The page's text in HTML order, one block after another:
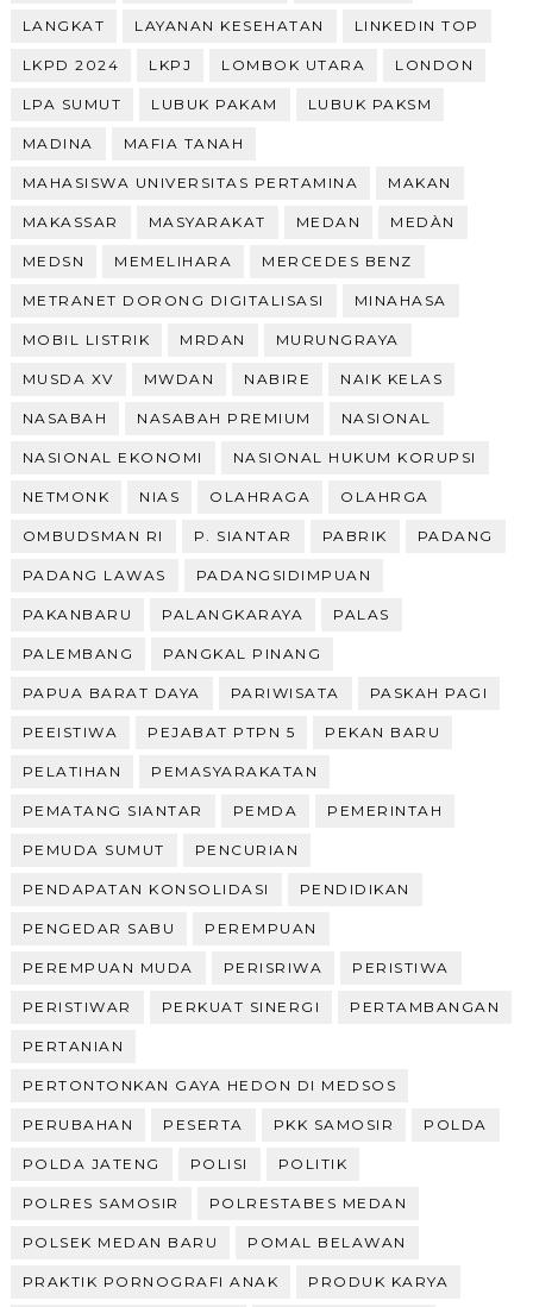
LANGKAT LAYANAN KESEHATAN LINKEDIN TOP
LKPD 2024 LKPJ LOMBOK UTARA LONDON
LPA SUMUT LUBUK PAKAM LUBUK PAKSM
MADINA MAFIA TANAH
MAHASISWA UNIVERSITAS PERTAMINA MAKAN
MAKASSAR MASYARAKAT MEDAN MEDÀN
MEDSN MEMELIHARA MERCEDES BENZ
METRANET DORONG DIGITALISASI MINAHASA
MOBIL LISTRIK MRDAN MURUNGRAYA
MUSDA XV MWDAN NABIRE NAIK KELAS
NASABAH NASABAH PREMIUM NASIONAL
NASIONAL EKONOMI NASIONAL HUKUM KORUPSI
NETMONK NIAS OLAHRAGA OLAHRGA
OMBUDSMAN RI P. SIANTAR PABRIK PADANG
PADANG LAWAS PADANGSIDIMPUAN
PAKANBARU PALANGKARAYA PALAS
PALEMBANG PANGKAL PINANG
PAPUA BARAT DAYA PARIWISATA PASKAH PAGI
PEEISTIWA PEJABAT PTPN 5 PEKAN BARU
PELATIHAN PEMASYARAKATAN
PEMATANG SIANTAR PEMDA PEMERINTAH
PEMUDA SUMUT PENCURIAN
PENDAPATAN KONSOLIDASI PENDIDIKAN
PENGEDAR SABU PEREMPUAN
PEREMPUAN MUDA PERISRIWA PERISTIWA
PERISTIWAR PERKUAT SINERGI PERTAMBANGAN
PERTANIAN
PERTONTONKAN GAYA HEDON DI MEDSOS
PERUBAHAN PESERTA PKK SAMOSIR POLDA
POLDA JATENG POLISI POLITIK
POLRES SAMOSIR POLRESTABES MEDAN
POLSEK MEDAN BARU POMAL BELAWAN
PRAKTIK PORNOGRAFI ANAK PRODUK KARYA